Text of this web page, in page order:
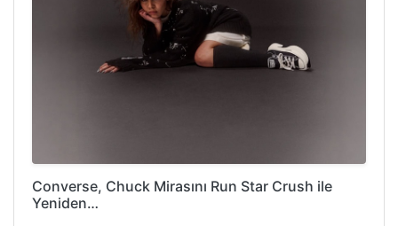
Converse, Chuck Mirasını Run Star Crush ile
Yeniden…